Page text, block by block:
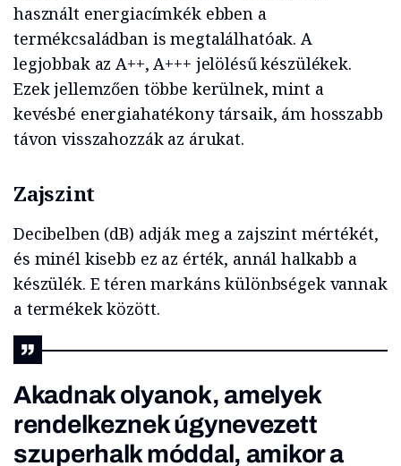
használt energiacímkék ebben a
termékcsaládban is megtalálhatóak. A
legjobbak az A++, A+++ jelölésű készülékek.
Ezek jellemzően többe kerülnek, mint a
kevésbé energiahatékony társaik, ám hosszabb
távon visszahozzák az árukat.
Zajszint
Decibelben (dB) adják meg a zajszint mértékét,
és minél kisebb ez az érték, annál halkabb a
készülék. E téren markáns különbségek vannak
a termékek között.
Akadnak olyanok, amelyek
rendelkeznek úgynevezett
szuperhalk móddal, amikor a